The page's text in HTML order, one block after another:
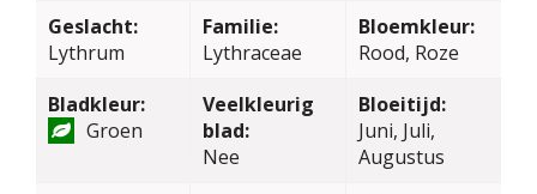
Geslacht:
Lythrum
Familie:
Lythraceae
Bloemkleur:
Rood, Roze
Bladkleur:
Groen
Veelkleurig
blad:
Nee
Bloeitijd:
Juni, Juli,
Augustus